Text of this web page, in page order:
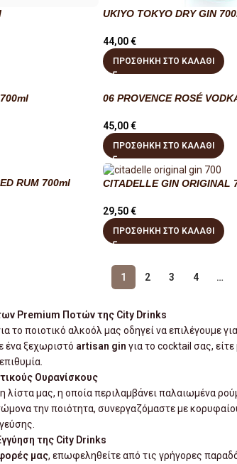
UKIYO TOKYO DRY GIN
44,00€
ΠΡΟΣΘΉΚΗ ΣΤΟ ΚΑΛΆΘΙ
06 PROVENCE ROSÉ
45,00€
ΠΡΟΣΘΉΚΗ ΣΤΟ ΚΑΛΆΘΙ
RUM 700ml CITADELLE GIN ORIGINAL
29,50€
ΠΡΟΣΘΉΚΗ ΣΤΟ ΚΑΛΆΘΙ
1 2 3 4 …
Premium Ποτών της City Drinks
το ποιοτικό αλκοόλ μας οδηγεί να επιλέγουμε
ένα ξεχωριστό artisan gin για το cocktail σας, είτε
Ουρανίσκους
λίστα μας, η οποία περιλαμβάνει παλαιωμένα
την ποιότητα, συνεργαζόμαστε με
της City Drinks
μας, επωφεληθείτε από τις γρήγορες